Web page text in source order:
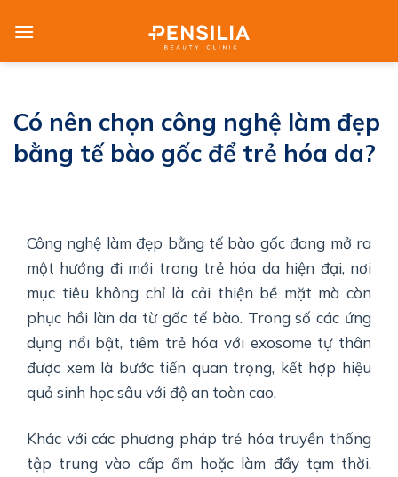
Có nên chọn công nghệ làm đẹp
bằng tế bào gốc để trẻ hóa da?
Công nghệ làm đẹp bằng tế bào gốc đang mở ra
một hướng đi mới trong trẻ hóa da hiện đại, nơi
mục tiêu không chỉ là cải thiện bề mặt mà còn
phục hồi làn da từ gốc tế bào. Trong số các ứng
dụng nổi bật, tiêm trẻ hóa với exosome tự thân
được xem là bước tiến quan trọng, kết hợp hiệu
quả sinh học sâu với độ an toàn cao.
Khác với các phương pháp trẻ hóa truyền thống
tập trung vào cấp ẩm hoặc làm đầy tạm thời,